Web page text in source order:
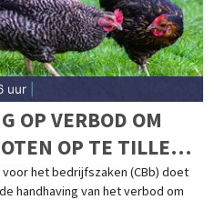
uur
OP VERBOD OM
OP TE TILLEN
het bedrijfszaken (CBb) doet
handhaving van het verbod om